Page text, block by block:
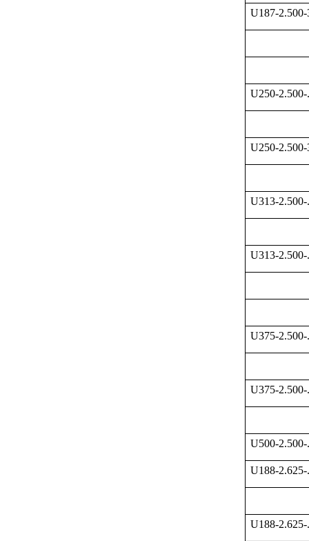
U187-
U250-2.500-
U250-
U313-2.500-
U313-2.500-
U375-2.500-
U375-2.500-
U500-2.500-
U188-2.625-
U188-2.625-